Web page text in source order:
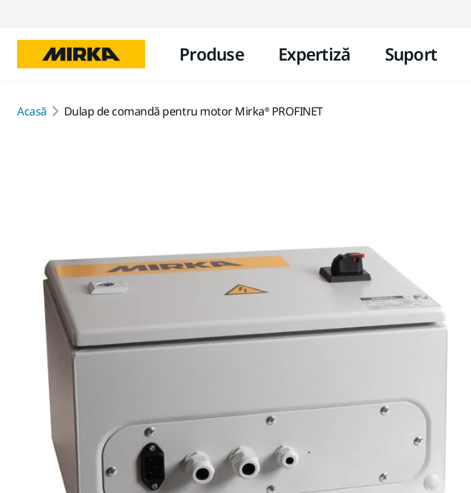
Produse Expertiză Suport
Acasă Dulap de comandă pentru motor Mirka® PROFINET